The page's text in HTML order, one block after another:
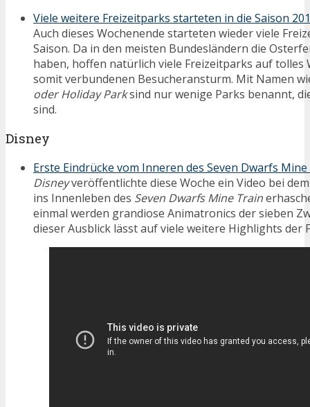
Viele weitere Freizeitparks starteten in die Saison
Auch dieses Wochenende starteten wieder viele
Saison. Da in den meisten Bundesländern die
haben, hoffen natürlich viele Freizeitparks auf tolles
somit verbundenen Besucheransturm. Mit Namen
oder Holiday Parksind nur wenige Parks benannt,
sind.
Disney
Erste Eindrücke vom Inneren des Seven Dwarfs
Disneyveröffentlichte diese Woche ein Video bei
ins Innenleben des Seven Dwarfs Mine Train
einmal werden grandiose Animatronics der sieben
dieser Ausblick lässt auf viele weitere Highlights der